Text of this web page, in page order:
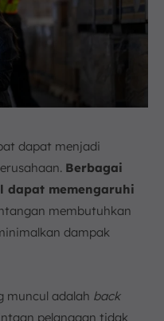
dapat menjadi
Berbagai
memengaruhi
membutuhkan
dampak
muncul adalah back
pelanggan tidak